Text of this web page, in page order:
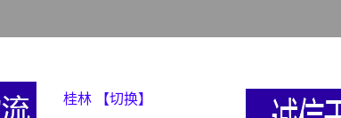
桂林 【切换】